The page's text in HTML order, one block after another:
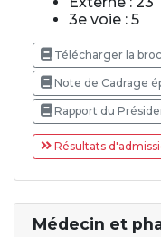
3e voie : 5
Télécharger la
Note de Cadrage
Rapport du
Résultats
Médecin et